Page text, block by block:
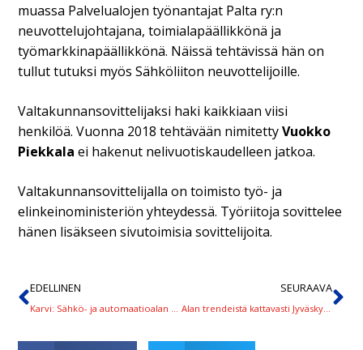
muassa Palvelualojen työnantajat Palta ry:n
neuvottelujohtajana, toimialapäällikkönä ja
työmarkkinapäällikkönä. Näissä tehtävissä hän on
tullut tutuksi myös Sähköliiton neuvottelijoille.
Valtakunnansovittelijaksi haki kaikkiaan viisi
henkilöä. Vuonna 2018 tehtävään nimitettyVuokko
Piekkala ei hakenut nelivuotiskaudelleen jatkoa.
Valtakunnansovittelijalla on toimisto työ- ja
elinkeinoministeriön yhteydessä. Työriitoja sovittelee
hänen lisäkseen sivutoimisia sovittelijoita.
EDELLINEN SEURAAVA
Alan trendeistä kattavasti Jyväskylän messuilla